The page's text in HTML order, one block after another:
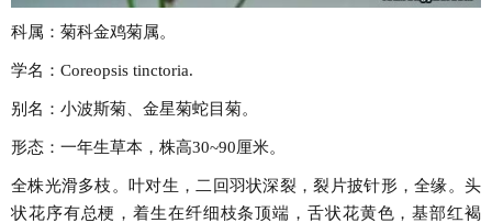
科属：菊科金鸡菊属。
学名：Coreopsis tinctoria.
别名：小波斯菊、金星菊蛇目菊。
形态：一年生草本，株高30~90厘米。
全株光滑多枝。叶对生，二回羽状深裂，裂片披针形，全缘。头
状花序有总梗，着生在纤细枝条顶端，舌状花黄色，基部红褐